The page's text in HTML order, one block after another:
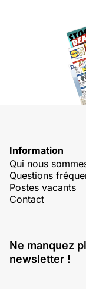
Information
Qui nous
Questions
Postes vacants
Contact
Ne manquez
newsletter !